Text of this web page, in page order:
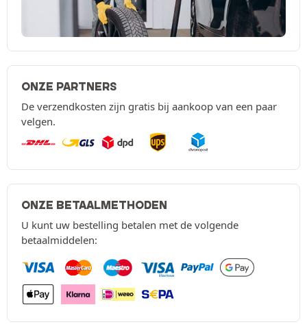
ONZE PARTNERS
De verzendkosten zijn gratis bij aankoop van een paar
velgen.
ONZE BETAALMETHODEN
U kunt uw bestelling betalen met de volgende
betaalmiddelen: